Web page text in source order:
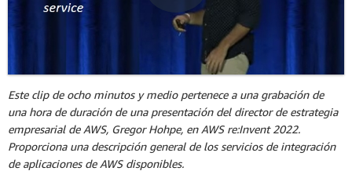
Este clip de ocho minutos y medio pertenece a una grabación de
una hora de duración de una presentación del director de estrategia
empresarial de AWS, Gregor Hohpe, en AWS re:Invent 2022.
Proporciona una descripción general de los servicios de integración
de aplicaciones de AWS disponibles.